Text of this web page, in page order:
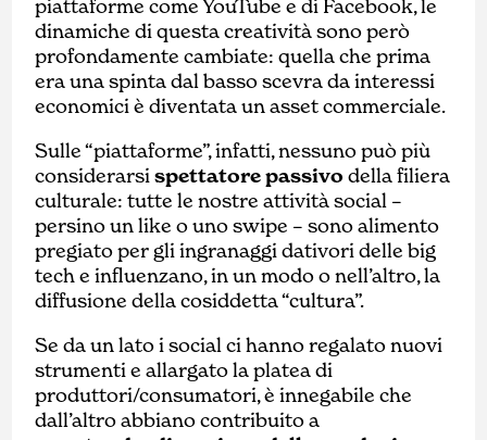
piattaforme come YouTube e di Facebook, le
dinamiche di questa creatività sono però
profondamente cambiate: quella che prima
era una spinta dal basso scevra da interessi
economici è diventata un asset commerciale.
Sulle “piattaforme”, infatti, nessuno può più
considerarsispettatore passivo della filiera
culturale: tutte le nostre attività social –
persino un like o uno swipe – sono alimento
pregiato per gli ingranaggi dativori delle big
tech e influenzano, in un modo o nell’altro, la
diffusione della cosiddetta “cultura”.
Se da un lato i social ci hanno regalato nuovi
strumenti e allargato la platea di
produttori/consumatori, è innegabile che
dall’altro abbiano contribuito a